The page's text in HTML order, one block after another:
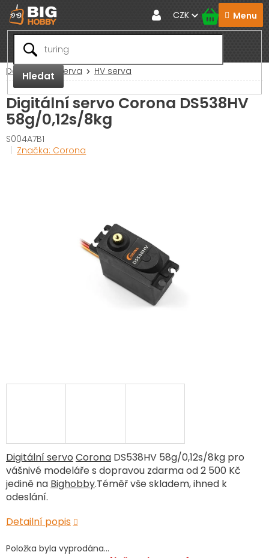
Přejít
na
obsah
Hledat
CZK
Domů RC Serva HV serva
Digitální servo Corona DS538HV
58g/0,12s/8kg
S004A7B1
Značka: Corona
Položka byla vyprodána…
Digitální servo Corona DS538HV 58g/0,12s/8kg pro
vášnivé modeláře s dopravou zdarma od 2 500 Kč
jedině na Bighobby.Téměř vše skladem, ihned k
odeslání.
Detailní popis